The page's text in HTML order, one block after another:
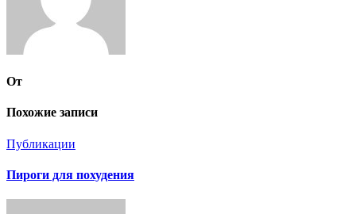
От
Похожие записи
Публикации
Пироги для похудения